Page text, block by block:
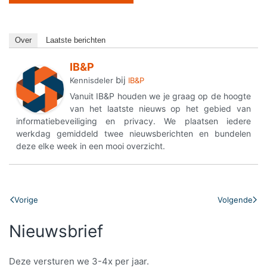
Over Laatste berichten
IB&P
Kennisdeler bij IB&P
Vanuit IB&P houden we je graag op de hoogte
van het laatste nieuws op het gebied van
informatiebeveiliging en privacy. We plaatsen iedere
werkdag gemiddeld twee nieuwsberichten en bundelen
deze elke week in een mooi overzicht.
Vorige Volgende
Nieuwsbrief
Deze versturen we 3-4x per jaar.